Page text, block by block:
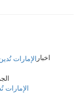
اخبار
الجمعة 07
الإمارات